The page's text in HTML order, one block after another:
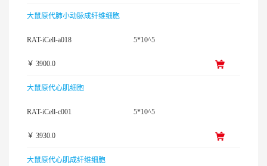
大鼠原代肺小动脉成纤维细胞
RAT-iCell-a018 5*10^5
￥ 3900.0
大鼠原代心肌细胞
RAT-iCell-c001 5*10^5
￥ 3930.0
大鼠原代心肌成纤维细胞